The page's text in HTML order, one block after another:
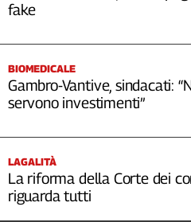
fake
BIOMEDICALE
Gambro-Vantive, sindacati:
servono investimenti”
LAGALITÀ
La riforma della Corte dei
riguarda tutti